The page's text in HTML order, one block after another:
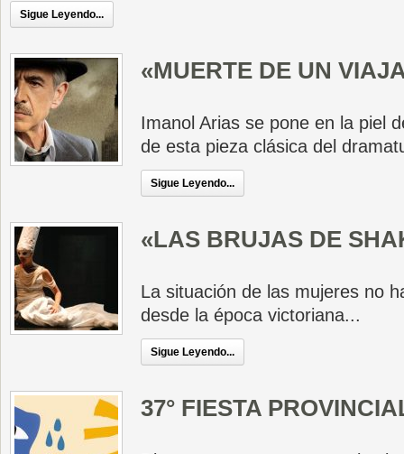
Sigue Leyendo...
«MUERTE DE UN
Imanol Arias se pone en la piel
de esta pieza clásica del
Sigue Leyendo...
«LAS BRUJAS DE
La situación de las mujeres no
desde la época victoriana...
Sigue Leyendo...
37° FIESTA